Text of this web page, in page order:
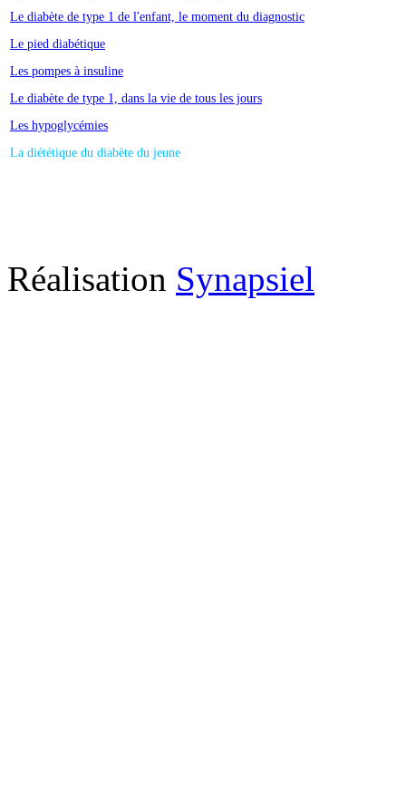
Le diabète de type 1 de l'enfant, le moment du diagnostic
Le pied diabétique
Les pompes à insuline
Le diabète de type 1, dans la vie de tous les jours
Les hypoglycémies
La diététique du diabète du jeune
Réalisation Synapsiel